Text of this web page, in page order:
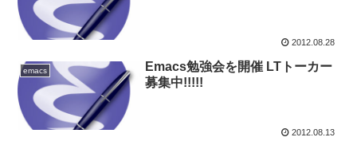
2012.08.28
emacs
Emacs勉強会を開催 LTトーカー
募集中!!!!!
2012.08.13